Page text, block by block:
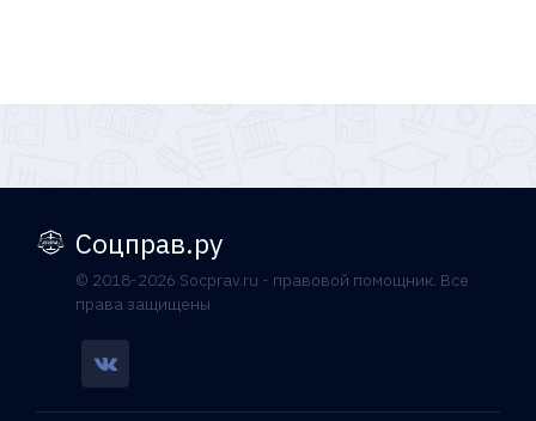
Соцправ.ру
© 2018-2026 Socprav.ru - правовой помощник. Все
права защищены